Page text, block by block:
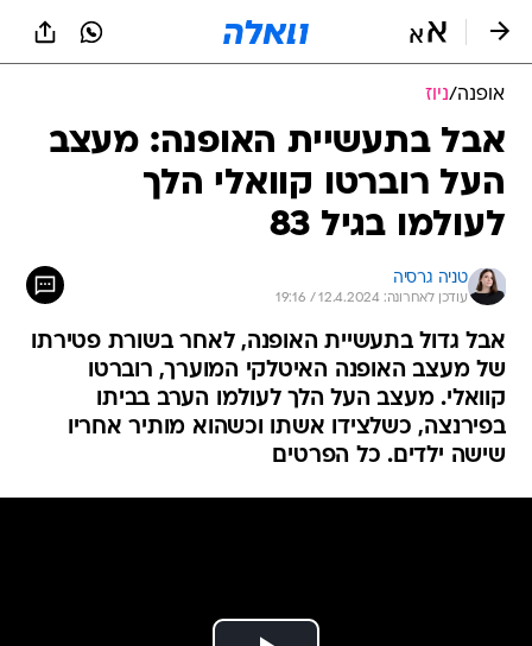
אופנה/ניוז
אבל בתעשיית האופנה: מעצב
העל רוברטו קוואלי הלך
לעולמו בגיל 83
טניה גרסיה
עודכן לאחרונה: 12.4.2024 / 19:16
אבל גדול בתעשיית האופנה, לאחר בשורת פטירתו
של מעצב האופנה האיטלקי המוערך, רוברטו
קוואלי. מעצב העל הלך לעולמו הערב בביתו
בפירנצה, כשלצידו אשתו וכשהוא מותיר אחריו
שישה ילדים. כל הפרטים